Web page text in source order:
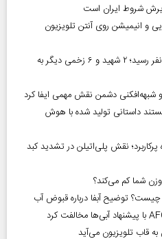
شروط ایران است
آمار شهدای غزه به ۷۳ هزار و ۳۸۴ نفر رسید؛ ۲ شهید و ۶ زخمی دیگر به
و شبهه‌افکنی دشمن نقش مهمی ایفا کرد
داستانی تولید شده با هوش
نقش پلی‌اتیلن در تشدید کبد
وزن شما کم می‌کند؟
توضیح آبفا درباره قبوض آب
به قاب تلویزیون می‌آید